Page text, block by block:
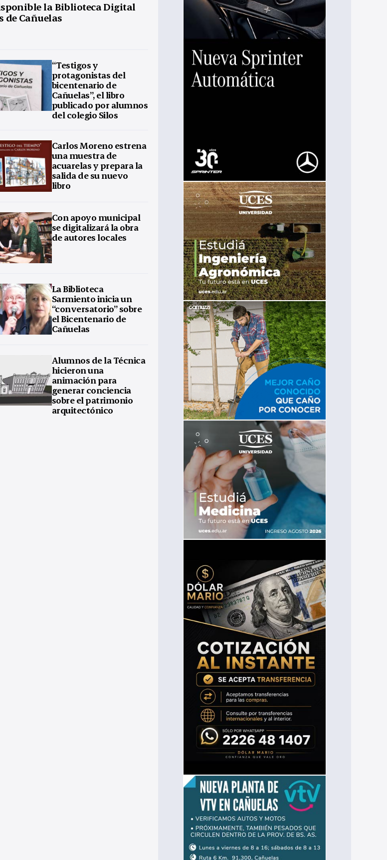
la Biblioteca Digital
de Cañuelas
“Testigos y
protagonistas del
bicentenario de
Cañuelas”, el libro
publicado por alumnos
del colegio Silos
Carlos Moreno estrena
una muestra de
acuarelas y prepara la
salida de su nuevo
libro
Con apoyo municipal
se digitalizará la obra
de autores locales
La Biblioteca
Sarmiento inicia un
“conversatorio” sobre
el Bicentenario de
Cañuelas
Alumnos de la Técnica
hicieron una
animación para
generar conciencia
sobre el patrimonio
arquitectónico